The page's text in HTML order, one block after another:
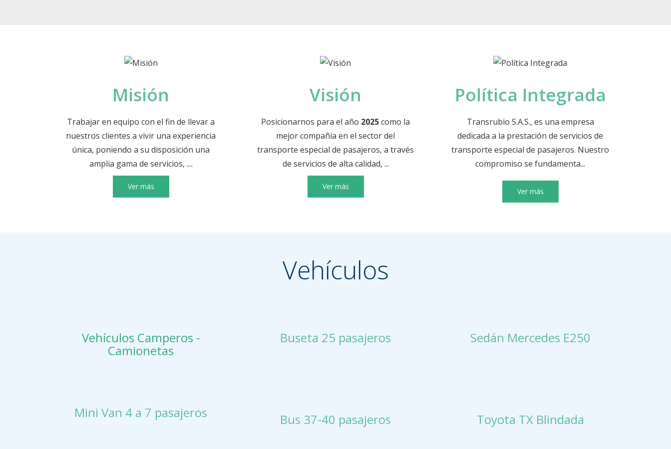
Misión
Trabajar en equipo con el fin de llevar a
nuestros clientes a vivir una experiencia
única, poniendo a su disposición una
amplia gama de servicios, ....
Ver más
Visión
Posicionarnos para el año 2025como la
mejor compañía en el sector del
transporte especial de pasajeros, a través
de servicios de alta calidad, ...
Ver más
Política Integrada
Transrubio S.A.S., es una empresa
dedicada a la prestación de servicios de
transporte especial de pasajeros. Nuestro
compromiso se fundamenta...
Ver más
Vehículos
Vehículos Camperos -
Camionetas
Mini Van 4 a 7 pasajeros
Buseta 25 pasajeros
Bus 37-40 pasajeros
Sedán Mercedes E250
Toyota TX Blindada